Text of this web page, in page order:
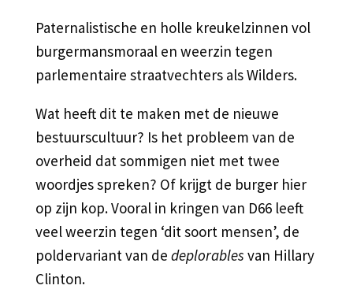
Paternalistische en holle kreukelzinnen vol
burgermansmoraal en weerzin tegen
parlementaire straatvechters als Wilders.
Wat heeft dit te maken met de nieuwe
bestuurscultuur? Is het probleem van de
overheid dat sommigen niet met twee
woordjes spreken? Of krijgt de burger hier
op zijn kop. Vooral in kringen van D66 leeft
veel weerzin tegen ‘dit soort mensen’, de
poldervariant van de deplorables van Hillary
Clinton.